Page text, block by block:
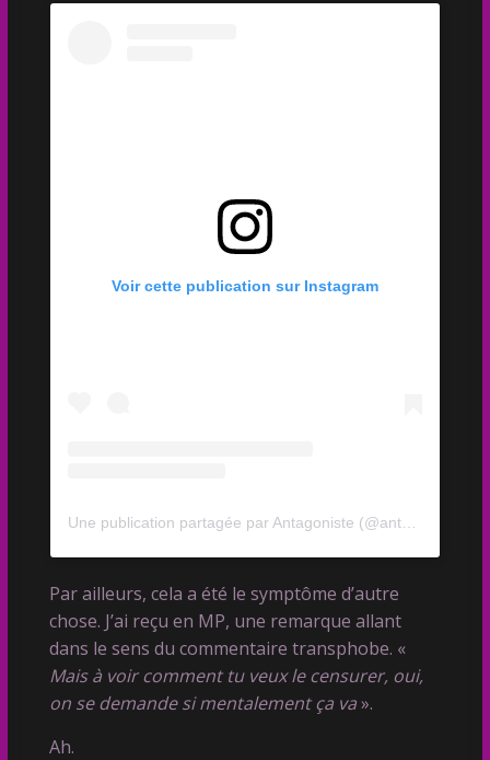
Voir cette publication sur Instagram
Une publication partagée par Antagoniste (@antagoniste.ig)
Par ailleurs, cela a été le symptôme d’autre
chose. J’ai reçu en MP, une remarque allant
dans le sens du commentaire transphobe. «
Mais à voir comment tu veux le censurer, oui,
on se demande si mentalement ça va».
Ah.